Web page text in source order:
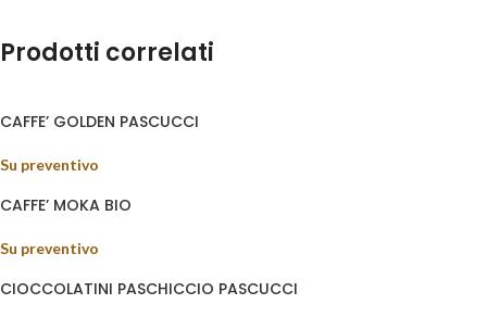
Prodotti correlati
CAFFE’ GOLDEN PASCUCCI
Su preventivo
CAFFE’ MOKA BIO
Su preventivo
CIOCCOLATINI PASCHICCIO PASCUCCI